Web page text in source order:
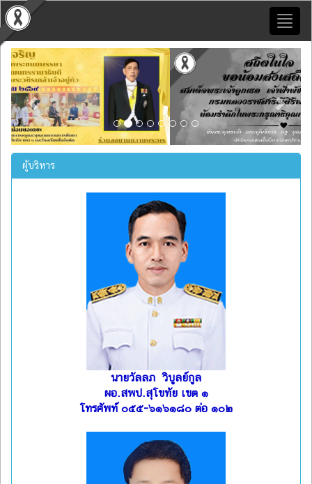
Previous Next
ผู้บริหาร
นายวัลลภ วิบูลย์กูล
ผอ.สพป.สุโขทัย เขต ๑
โทรศัพท์ ๐๕๕-๖๑๖๑๘๐ ต่อ ๑๐๒